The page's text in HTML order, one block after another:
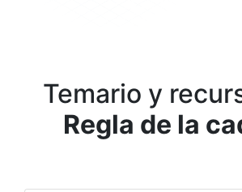
Temario y
Regla de la